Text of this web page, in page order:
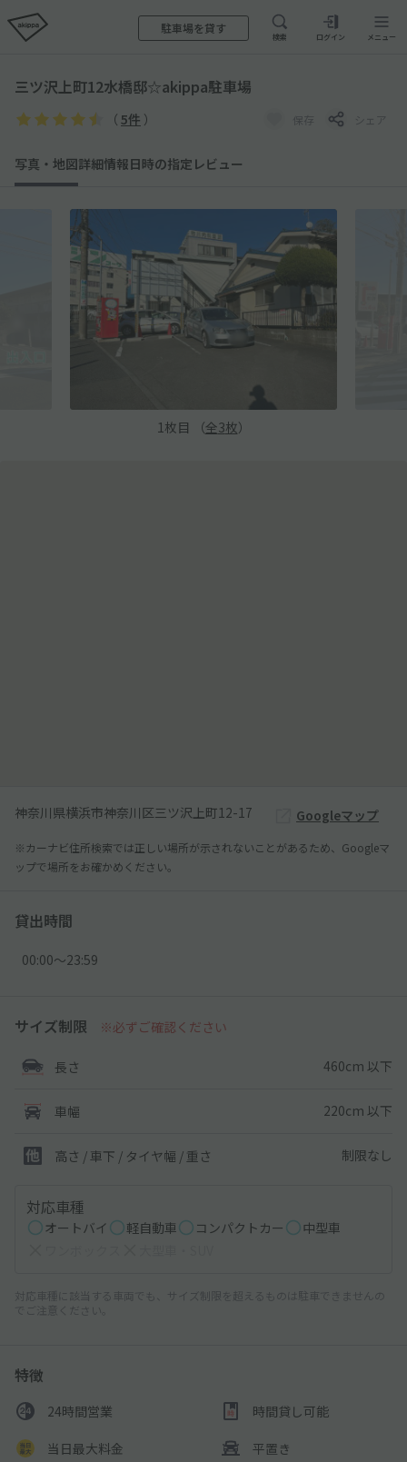
駐車場を貸す
検索 ログイン メニュー
三ツ沢上町12水橋邸☆akippa駐車場
（ 5件 ） 保存 シェア
写真・地図詳細情報日時の指定 レビュー
1 枚目 （全3枚）
神奈川県横浜市神奈川区三ツ沢上町12-17 Googleマップ
※カーナビ住所検索では正しい場所が示されないことがあるため、Googleマ
ップで場所をお確かめください。
貸出時間
00:00〜23:59
サイズ制限 ※必ずご確認ください
長さ 460cm 以下
車幅 220cm 以下
高さ / 車下 / タイヤ幅 / 重さ 制限なし
対応車種
オートバイ 軽自動車 コンパクトカー
中型車
対応車種に該当する車両でも、サイズ制限を超えるものは駐車できませんの
でご注意ください。
特徴
24時間営業 時間貸し可能
当日最大料金 平置き